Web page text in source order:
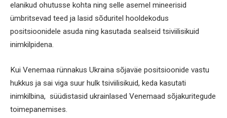
elanikud ohutusse kohta ning selle asemel mineerisid
ümbritsevad teed ja lasid sõduritel hooldekodus
positsioonidele asuda ning kasutada sealseid tsiviilisikuid
inimkilpidena.
Kui Venemaa rünnakus Ukraina sõjaväe positsioonide vastu
hukkus ja sai viga suur hulk tsiviilisikuid, keda kasutati
inimkilbina, süüdistasid ukrainlased Venemaad sõjakuritegude
toimepanemises.